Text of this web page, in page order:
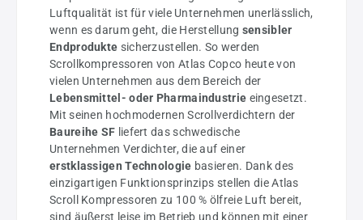
Luftqualität ist für viele Unternehmen unerlässlich,
wenn es darum geht, die Herstellung sensibler
Endprodukte sicherzustellen. So werden
Scrollkompressoren von Atlas Copco heute von
vielen Unternehmen aus dem Bereich der
Lebensmittel- oder Pharmaindustrie eingesetzt.
Mit seinen hochmodernen Scrollverdichtern der
Baureihe SF liefert das schwedische
Unternehmen Verdichter, die auf einer
erstklassigen Technologie basieren. Dank des
einzigartigen Funktionsprinzips stellen die Atlas
Scroll Kompressoren zu 100 % ölfreie Luft bereit,
sind äußerst leise im Betrieb und können mit einer